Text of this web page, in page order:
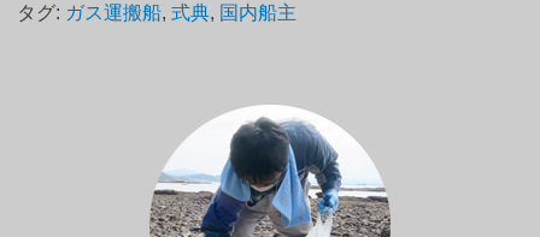
タグ: ガス運搬船,式典, 国内船主